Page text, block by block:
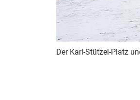
Der Karl-Stützel-Platz